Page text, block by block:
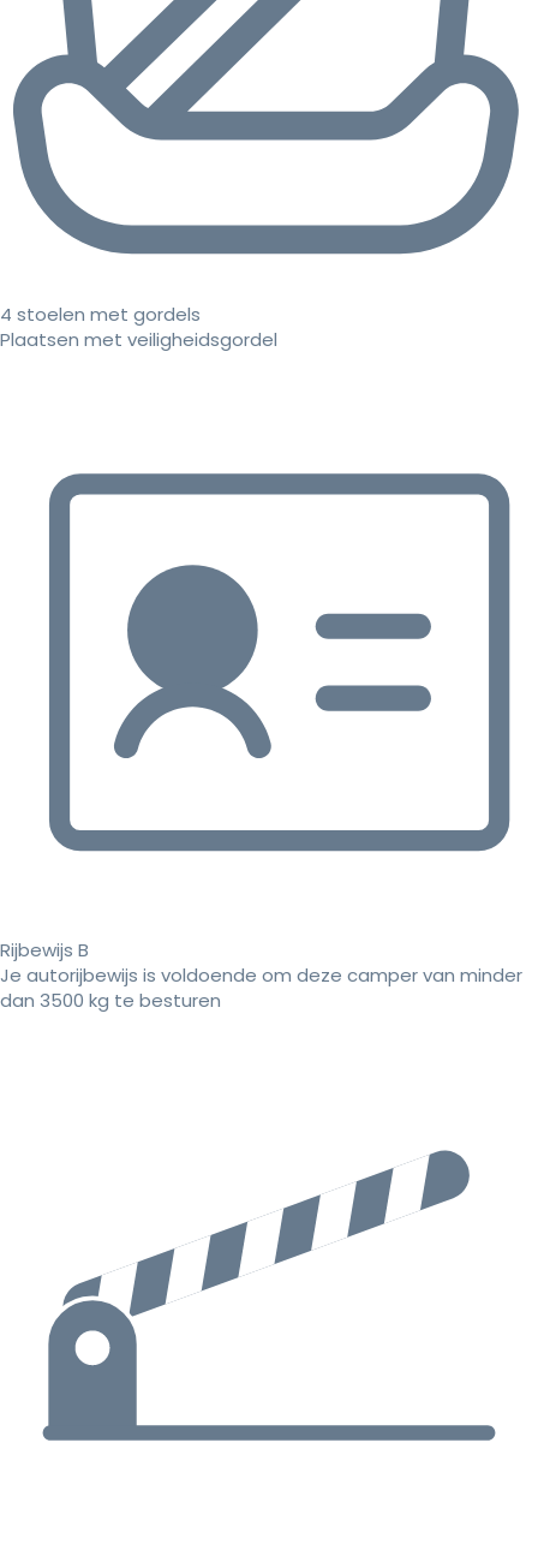
4 stoelen met gordels
Plaatsen met veiligheidsgordel
Rijbewijs B
Je autorijbewijs is voldoende om deze camper van minder
dan 3500 kg te besturen